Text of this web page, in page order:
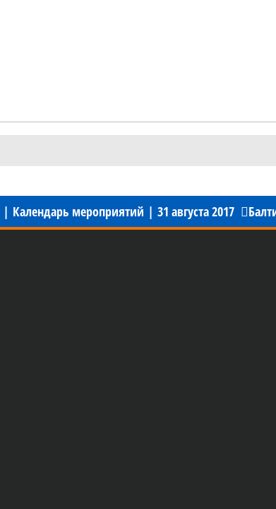
| Календарь мероприятий | 31 августа 2017